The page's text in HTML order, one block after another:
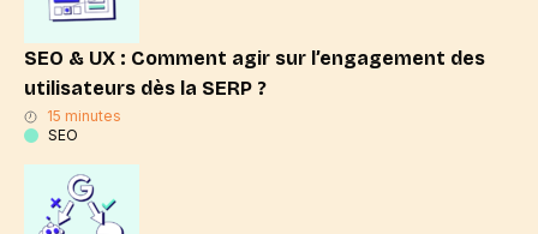
SEO & UX : Comment agir sur l’engagement des
utilisateurs dès la SERP ?
15 minutes
SEO